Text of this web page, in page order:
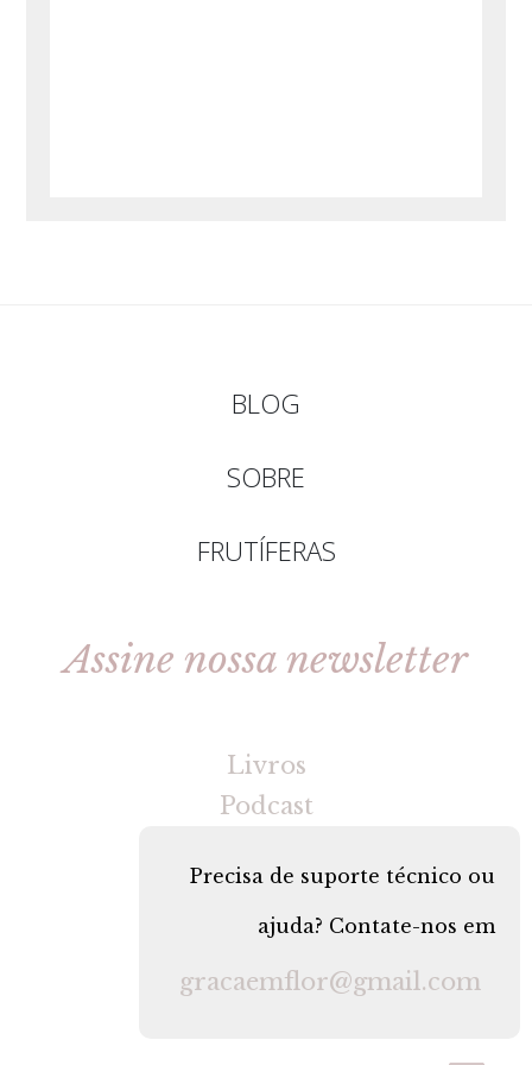
BLOG
SOBRE
FRUTÍFERAS
Assine nossa newsletter
Livros
Podcast
Precisa de suporte técnico ou
ajuda? Contate-nos em
gracaemflor@gmail.com